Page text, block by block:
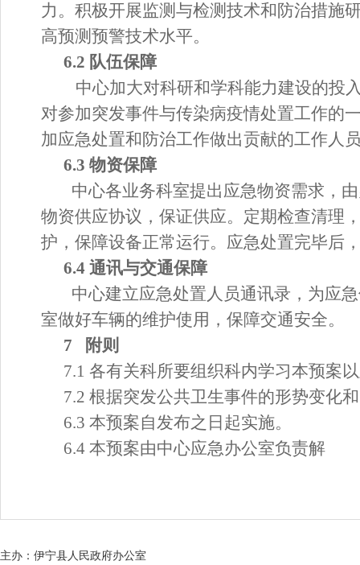
力。积极开展监测与检测技术和防治措施
高预测预警技术水平。
6.2 队伍保障
中心加大对科研和学科能力建设的投
对参加突发事件与传染病疫情处置工作的
加应急处置和防治工作做出贡献的工作人
6.3 物资保障
中心各业务科室提出应急物资需求，由
物资供应协议，保证供应。定期检查清理
护，保障设备正常运行。应急处置完毕后
6.4 通讯与交通保障
中心建立应急处置人员通讯录，为应
室做好车辆的维护使用，保障交通安全。
7 附则
7.1 各有关科所要组织科内学习本预案
7.2 根据突发公共卫生事件的形势变化
6.3 本预案自发布之日起实施。
6.4 本预案由中心应急办公室负责解
主办：伊宁县人民政府办公室